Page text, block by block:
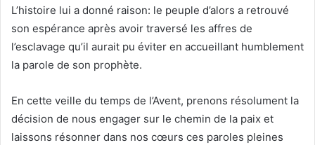
L’histoire lui a donné raison: le peuple d’alors a retrouvé
son espérance après avoir traversé les affres de
l’esclavage qu’il aurait pu éviter en accueillant humblement
la parole de son prophète.
En cette veille du temps de l’Avent, prenons résolument la
décision de nous engager sur le chemin de la paix et
laissons résonner dans nos cœurs ces paroles pleines